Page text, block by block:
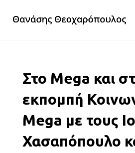
Στο Mega και
εκπομπή
Mega με τους
Χασαπόπουλο